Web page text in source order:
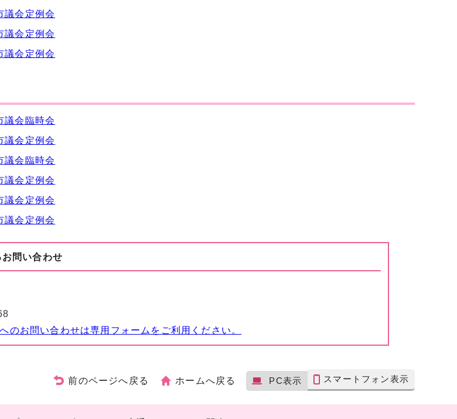
議会定例会
議会定例会
議会定例会
議会臨時会
議会定例会
議会臨時会
議会定例会
議会定例会
議会定例会
お問い合わせ
お問い合わせは専用フォームをご利用ください。
前のページへ戻る ホームへ戻る PC表示 スマートフォン表示